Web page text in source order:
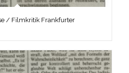
/ Filmkritik Frankfurter